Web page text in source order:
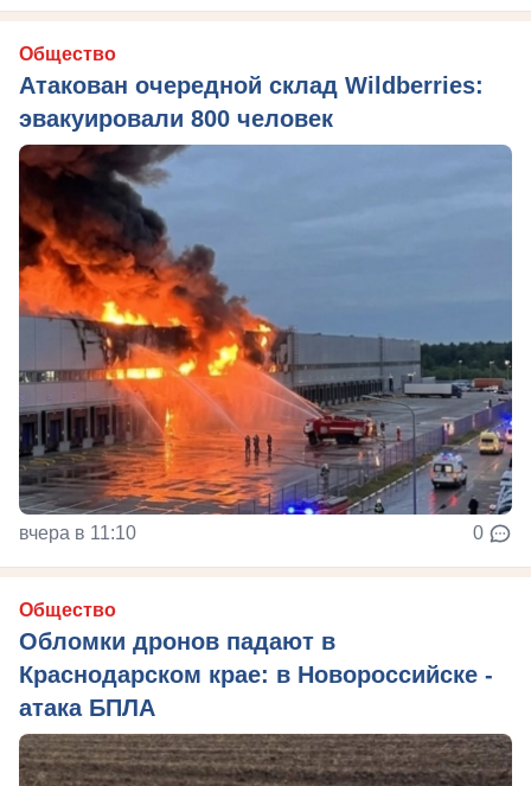
Общество
Атакован очередной склад Wildberries:
эвакуировали 800 человек
вчера в 11:10 0
Общество
Обломки дронов падают в
Краснодарском крае: в Новороссийске -
атака БПЛА